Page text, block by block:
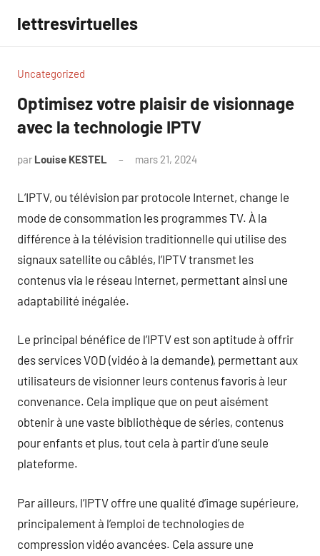
contenu
lettresvirtuelles
Uncategorized
Optimisez votre plaisir de visionnage
avec la technologie IPTV
par Louise KESTEL mars 21, 2024
L’IPTV, ou télévision par protocole Internet, change le
mode de consommation les programmes TV. À la
différence à la télévision traditionnelle qui utilise des
signaux satellite ou câblés, l’IPTV transmet les
contenus via le réseau Internet, permettant ainsi une
adaptabilité inégalée.
Le principal bénéfice de l’IPTV est son aptitude à offrir
des services VOD (vidéo à la demande), permettant aux
utilisateurs de visionner leurs contenus favoris à leur
convenance. Cela implique que on peut aisément
obtenir à une vaste bibliothèque de séries, contenus
pour enfants et plus, tout cela à partir d’une seule
plateforme.
Par ailleurs, l’IPTV offre une qualité d’image supérieure,
principalement à l’emploi de technologies de
compression vidéo avancées. Cela assure une